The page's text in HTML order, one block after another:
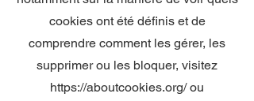
cookies ont été définis et de
comprendre comment les gérer, les
supprimer ou les bloquer, visitez
https://aboutcookies.org/ou